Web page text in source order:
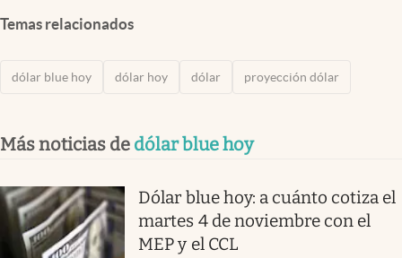
Temas relacionados
dólar blue hoy dólar hoy dólar proyección dólar
Más noticias de dólar blue hoy
Dólar blue hoy: a cuánto cotiza el
martes 4 de noviembre con el
MEP y el CCL